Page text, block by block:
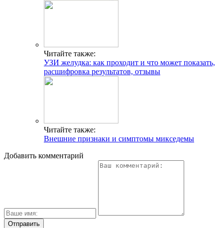
Читайте также:
УЗИ желудка: как проходит и что может показать,
расшифровка результатов, отзывы
Читайте также:
Внешние признаки и симптомы микседемы
Добавить комментарий